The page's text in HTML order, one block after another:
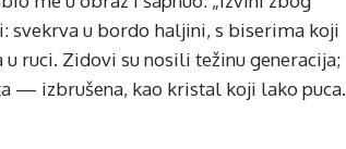
svekrva u bordo haljini, s biserima koji
ruci. Zidovi su nosili težinu generacija;
— izbrušena, kao kristal koji lako puca.